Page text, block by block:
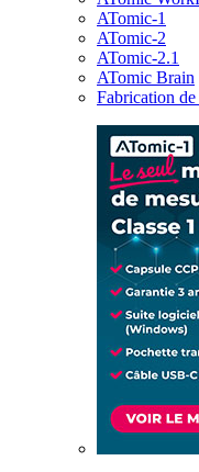
ATomic-1
ATomic-2
ATomic-2.1
ATomic Brain
Fabrication de